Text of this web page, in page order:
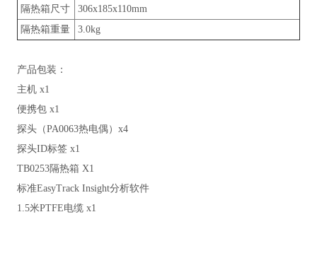
隔热箱尺寸
306x185x110mm
隔热箱重量
3.0kg
产品包装：
主机 x1
便携包 x1
探头（PA0063热电偶）x4
探头ID标签 x1
TB0253隔热箱 X1
标准EasyTrack Insight分析软件
1.5米PTFE电缆 x1